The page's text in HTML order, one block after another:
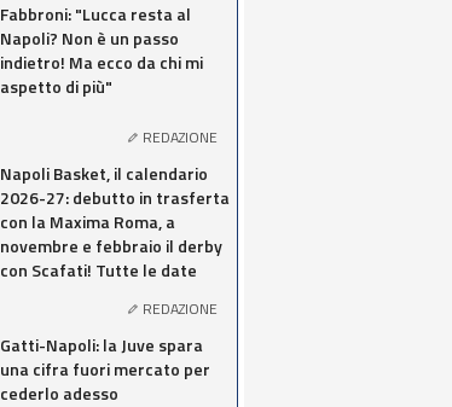
Fabbroni: "Lucca resta al
Napoli? Non è un passo
indietro! Ma ecco da chi mi
aspetto di più"
REDAZIONE
Napoli Basket, il calendario
2026-27: debutto in trasferta
con la Maxima Roma, a
novembre e febbraio il derby
con Scafati! Tutte le date
REDAZIONE
Gatti-Napoli: la Juve spara
una cifra fuori mercato per
cederlo adesso